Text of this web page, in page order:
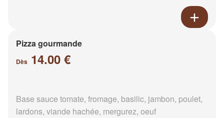
Pizza gourmande
Dès 14.00 €
Base sauce tomate, fromage, basilic, jambon, poulet,
lardons, viande hachée, mergurez, oeuf